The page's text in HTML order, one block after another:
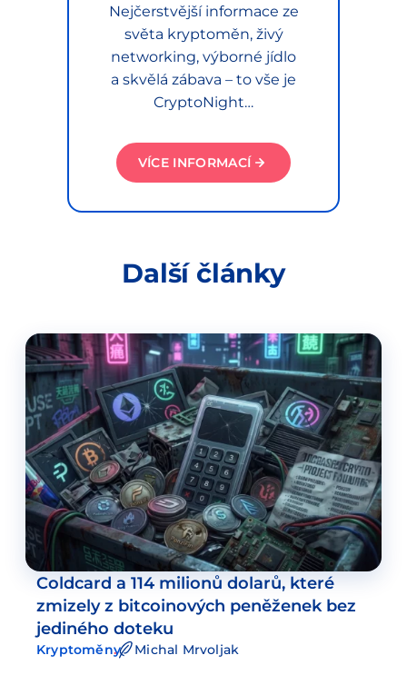
Nejčerstvější informace ze
světa kryptoměn, živý
networking, výborné jídlo
a skvělá zábava – to vše je
CryptoNight…
VÍCE INFORMACÍ
Další články
Coldcard a 114 milionů dolarů, které
zmizely z bitcoinových peněženek bez
jediného doteku
Kryptoměny Michal Mrvoljak